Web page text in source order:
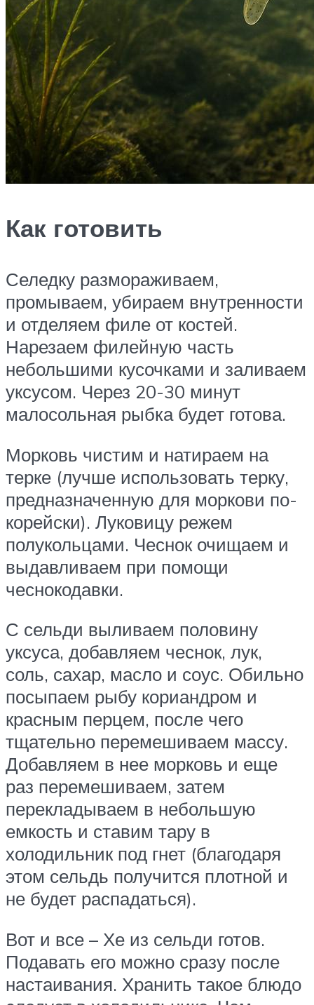
Как готовить
Селедку размораживаем,
промываем, убираем внутренности
и отделяем филе от костей.
Нарезаем филейную часть
небольшими кусочками и заливаем
уксусом. Через 20-30 минут
малосольная рыбка будет готова.
Морковь чистим и натираем на
терке (лучше использовать терку,
предназначенную для моркови по-
корейски). Луковицу режем
полукольцами. Чеснок очищаем и
выдавливаем при помощи
чеснокодавки.
С сельди выливаем половину
уксуса, добавляем чеснок, лук,
соль, сахар, масло и соус. Обильно
посыпаем рыбу кориандром и
красным перцем, после чего
тщательно перемешиваем массу.
Добавляем в нее морковь и еще
раз перемешиваем, затем
перекладываем в небольшую
емкость и ставим тару в
холодильник под гнет (благодаря
этом сельдь получится плотной и
не будет распадаться).
Вот и все – Хе из сельди готов.
Подавать его можно сразу после
настаивания. Хранить такое блюдо